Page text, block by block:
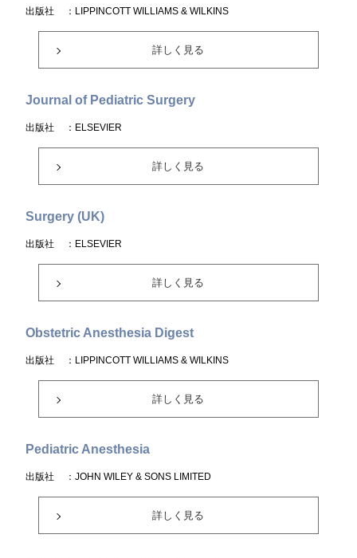
出版社 ：LIPPINCOTT WILLIAMS & WILKINS
詳しく見る
Journal of Pediatric Surgery
出版社 ：ELSEVIER
詳しく見る
Surgery (UK)
出版社 ：ELSEVIER
詳しく見る
Obstetric Anesthesia Digest
出版社 ：LIPPINCOTT WILLIAMS & WILKINS
詳しく見る
Pediatric Anesthesia
出版社 ：JOHN WILEY & SONS LIMITED
詳しく見る